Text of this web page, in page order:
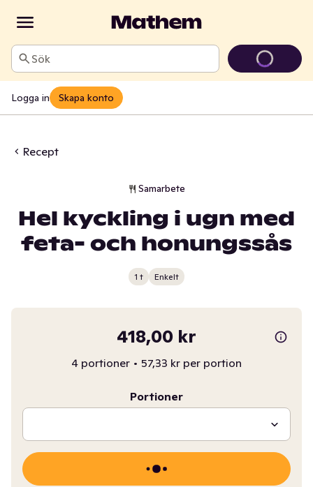
Sök
Logga in Skapa konto
Recept
Samarbete
Hel kyckling i ugn med
feta- och honungssås
1 t Enkelt
418,00 kr
4 portioner • 57,33 kr per portion
Portioner